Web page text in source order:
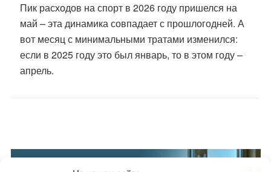
Пик расходов на спорт в 2026 году пришелся на
май – эта динамика совпадает с прошлогодней. А
вот месяц с минимальными тратами изменился:
если в 2025 году это был январь, то в этом году –
апрель.